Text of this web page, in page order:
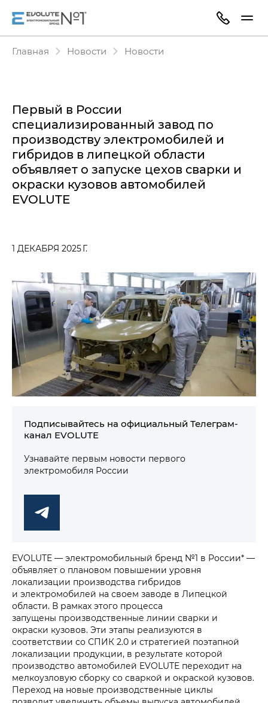
Главная Новости Новости
Первый в России
специализированный завод по
производству электромобилей и
гибридов в липецкой области
объявляет о запуске цехов сварки и
окраски кузовов автомобилей
EVOLUTE
1 ДЕКАБРЯ 2025 Г.
Подписывайтесь на официальный Телеграм-
канал EVOLUTE
Узнавайте первым новости первого
электромобиля России
EVOLUTE — электромобильный бренд №1 в России* —
объявляет о плановом повышении уровня
локализации производства гибридов
и электромобилей на своем заводе в Липецкой
области. В рамках этого процесса
запущены производственные линии сварки и
окраски кузовов. Эти этапы реализуются в
соответствии со СПИК 2.0 и стратегией поэтапной
локализации продукции, в результате которой
производство автомобилей EVOLUTE переходит на
мелкоузловую сборку со сваркой и окраской кузовов.
Переход на новые производственные циклы